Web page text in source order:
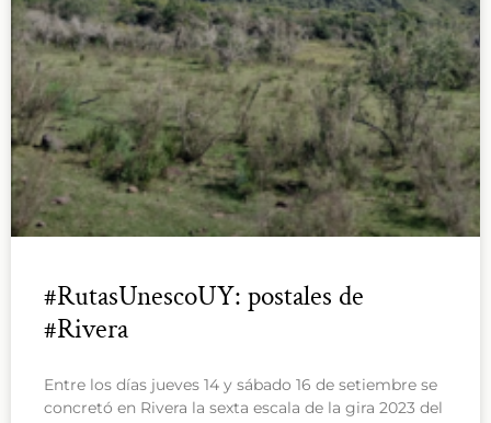
#RutasUnescoUY: postales de
#Rivera
Entre los días jueves 14 y sábado 16 de setiembre se
concretó en Rivera la sexta escala de la gira 2023 del